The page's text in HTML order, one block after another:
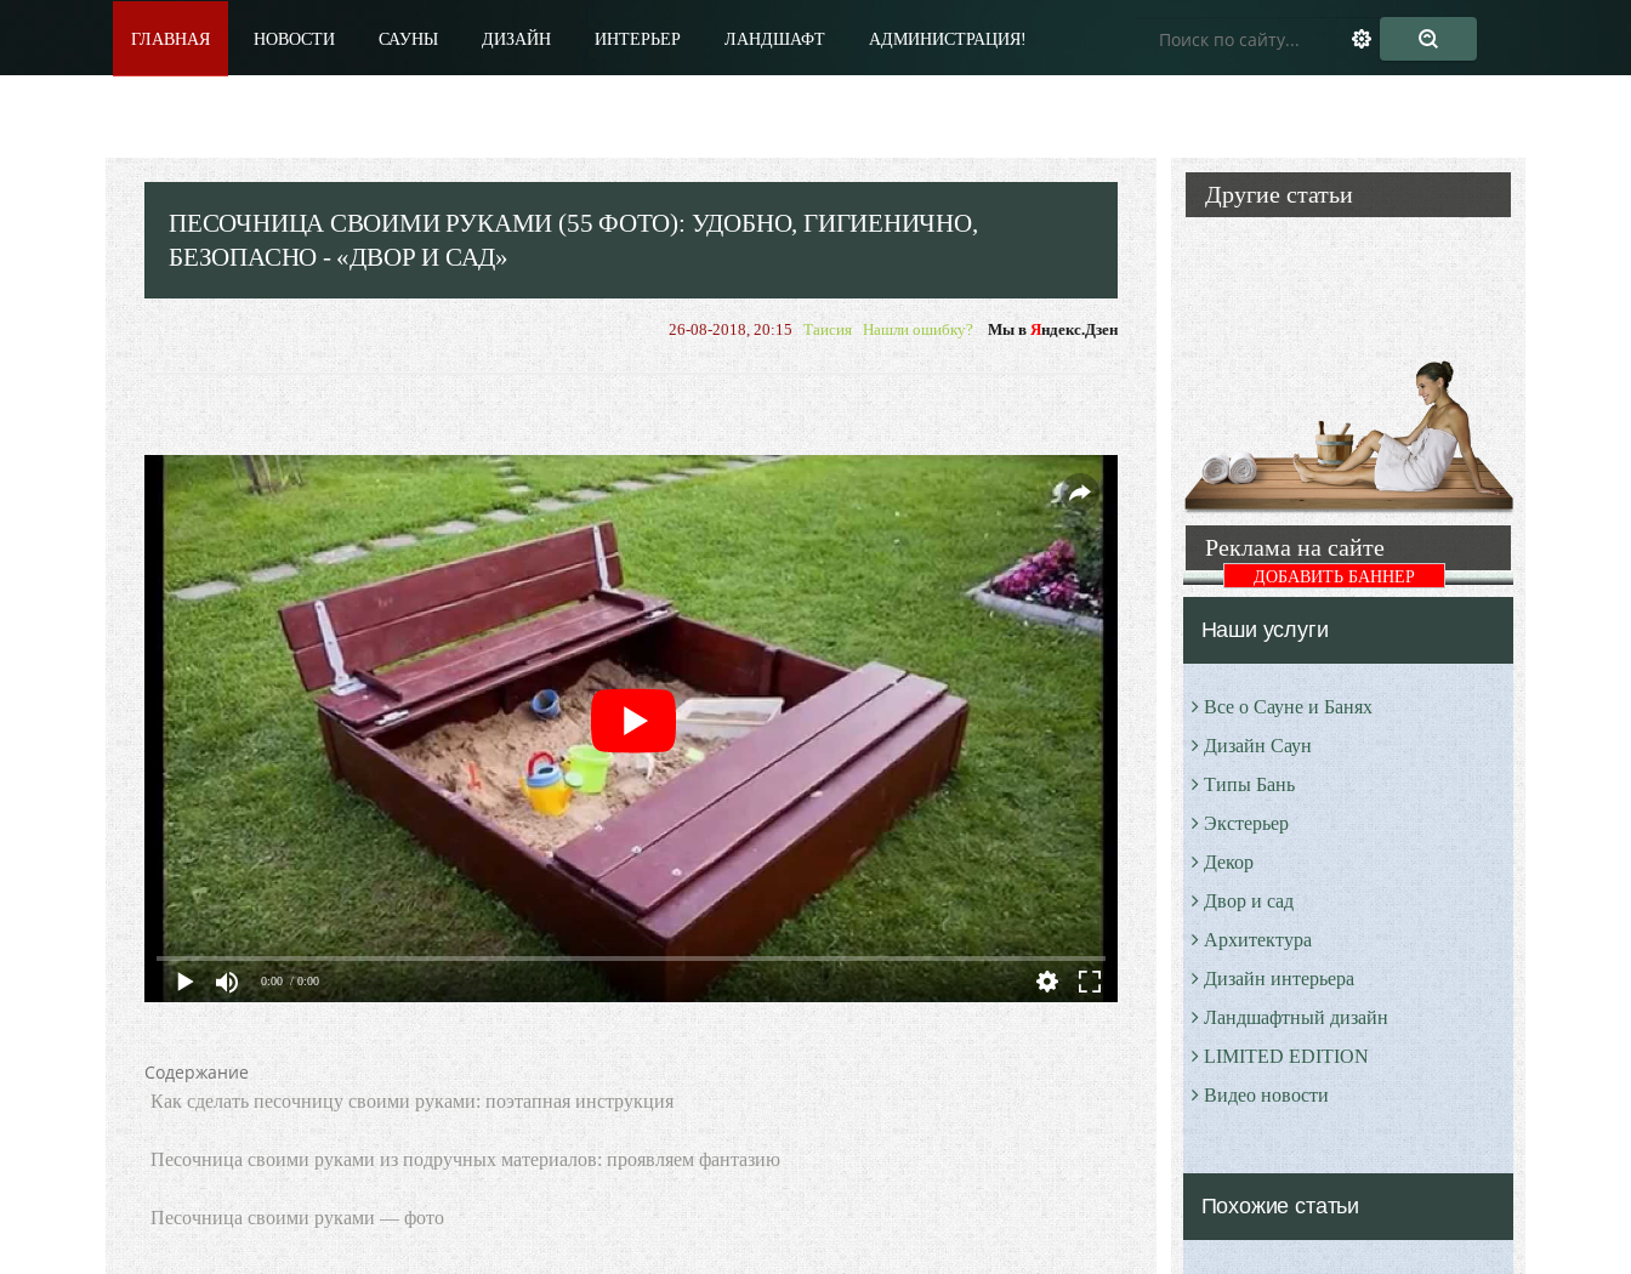
ГЛАВНАЯ НОВОСТИ САУНЫ ДИЗАЙН ИНТЕРЬЕР ЛАНДШАФТ АДМИНИСТРАЦИЯ!
ПЕСОЧНИЦА СВОИМИ РУКАМИ (55 ФОТО): УДОБНО, ГИГИЕНИЧНО,
БЕЗОПАСНО - «ДВОР И САД»
26-08-2018, 20:15 Таисия Нашли ошибку? Мы в Яндекс.Дзен
0:00 / 0:00
Содержание
Как сделать песочницу своими руками: поэтапная инструкция
Песочница своими руками из подручных материалов: проявляем фантазию
Песочница своими руками — фото
Другие статьи
Реклама на сайте
ДОБАВИТЬ БАННЕР
Наши услуги
Все о Сауне и Банях
Дизайн Саун
Типы Бань
Экстерьер
Декор
Двор и сад
Архитектура
Дизайн интерьера
Ландшафтный дизайн
LIMITED EDITION
Видео новости
Другие услуги
Похожие статьи